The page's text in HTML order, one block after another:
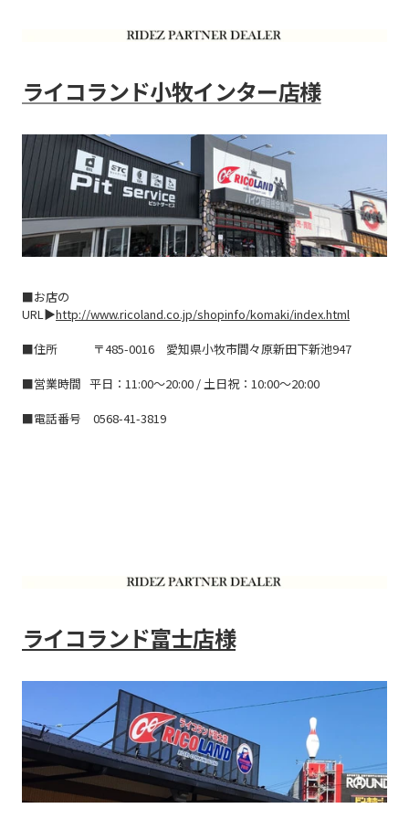
ライコランド小牧インター店様
■お店の
URL▶http://www.ricoland.co.jp/shopinfo/komaki/index.html
■住所
〒485-0016 愛知県小牧市間々原新田下新池947
■営業時間 平日：11:00～20:00 / 土日祝：10:00～20:00
■電話番号 0568-41-3819
ライコランド富士店様